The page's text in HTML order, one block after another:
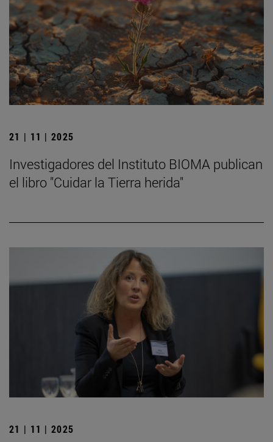
21 | 11 | 2025
Investigadores del Instituto BIOMA publican
el libro "Cuidar la Tierra herida"
21 | 11 | 2025